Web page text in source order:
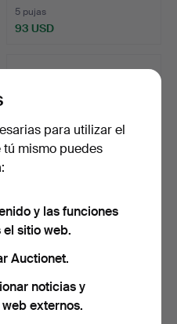
5 pujas
93 USD
77. Conjunto floral de
1.850 USD
para utilizar el
mismo puedes
y las funciones
sitio web.
Auctionet.
noticias y
externos.